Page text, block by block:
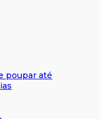
poupar até